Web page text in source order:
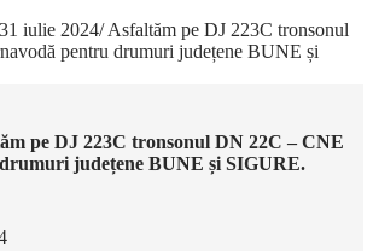
31 iulie 2024/ Asfaltăm pe DJ 223C tronsonul
pentru drumuri județene BUNE și
pe DJ 223C tronsonul DN 22C – CNE
județene BUNE și SIGURE.